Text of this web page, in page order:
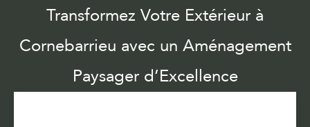
Transformez Votre Extérieur à
Cornebarrieu avec un Aménagement
Paysager d’Excellence